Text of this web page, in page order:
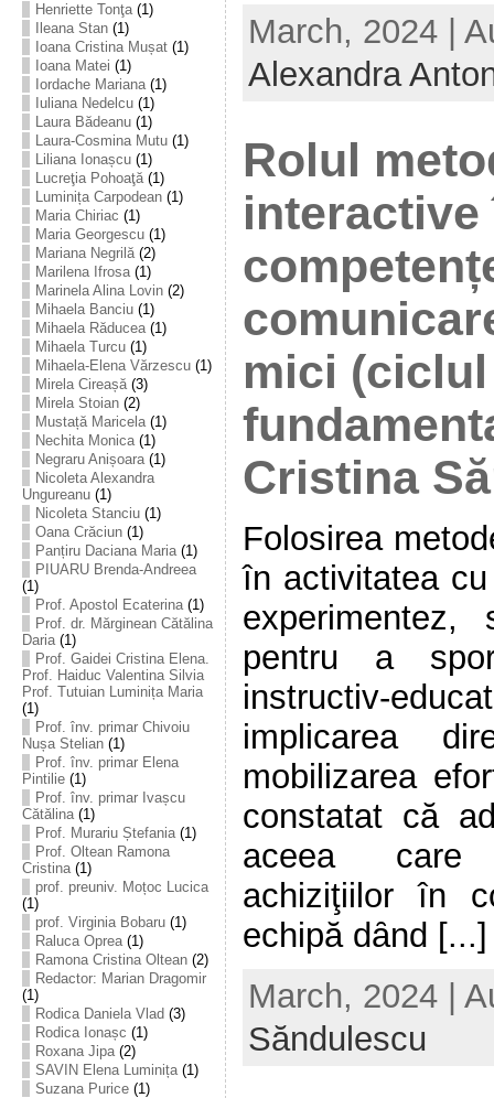
Henriette Tonţa(1)
Ileana Stan(1)
Ioana Cristina Mușat(1)
Ioana Matei (1)
Iordache Mariana(1)
Iuliana Nedelcu(1)
Laura Bădeanu(1)
Laura-Cosmina Mutu(1)
Liliana Ionașcu(1)
Lucreţia Pohoaţă(1)
Luminița Carpodean(1)
Maria Chiriac (1)
Maria Georgescu(1)
Mariana Negrilă(2)
Marilena Ifrosa(1)
Marinela Alina Lovin(2)
Mihaela Banciu(1)
Mihaela Răducea(1)
Mihaela Turcu(1)
Mihaela-Elena Vărzescu(1)
Mirela Cireașă(3)
Mirela Stoian(2)
Mustață Maricela(1)
Nechita Monica(1)
Negraru Anișoara(1)
Nicoleta Alexandra
Ungureanu(1)
Nicoleta Stanciu(1)
Oana Crăciun(1)
Panțiru Daciana Maria(1)
PIUARU Brenda-Andreea
(1)
Prof. Apostol Ecaterina(1)
Prof. dr. Mărginean Cătălina
Daria(1)
Prof. Gaidei Cristina Elena.
Prof. Haiduc Valentina Silvia
Prof. Tutuian Luminița Maria
(1)
Prof. înv. primar Chivoiu
Nușa Stelian(1)
Prof. înv. primar Elena
Pintilie(1)
Prof. înv. primar Ivașcu
Cătălina(1)
Prof. Murariu Ștefania(1)
Prof. Oltean Ramona
Cristina(1)
prof. preuniv. Moțoc Lucica
(1)
prof. Virginia Bobaru(1)
Raluca Oprea(1)
Ramona Cristina Oltean(2)
Redactor: Marian Dragomir
(1)
Rodica Daniela Vlad (3)
Rodica Ionașc (1)
Roxana Jipa(2)
SAVIN Elena Luminița(1)
Suzana Purice(1)
March, 2024 |
Alexandra
Rolul
interactive
mici
Cristina
Folosirea
în activitatea
pentru a
instructiv-
implicarea
mobilizarea
constatat că
aceea care
achiziţiilor în
echipă dȃnd [...]
March, 2024 |
Săndulescu